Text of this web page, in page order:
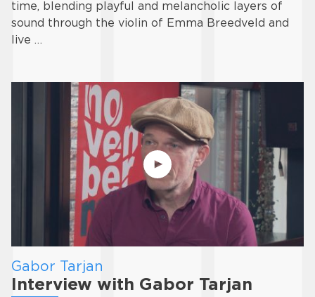
time, blending playful and melancholic layers of
sound through the violin of Emma Breedveld and
live …
Gabor Tarjan
Interview with Gabor Tarjan